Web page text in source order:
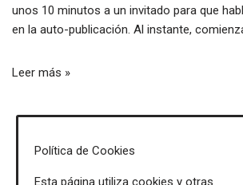
unos 10 minutos a un invitado para que
en la auto-publicación. Al instante,
Leer más »
Política de Cookies
Esta página utiliza cookies y otras